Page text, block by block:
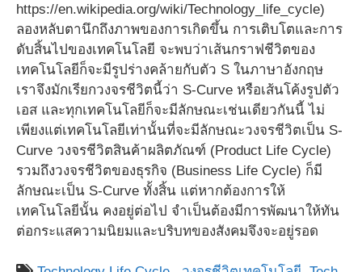
https://en.wikipedia.org/wiki/Technology_life_cycle)
ลองหลับตานึกถึงภาพของการเกิดขึ้น การเติบโตและการ
ดับสิ้นไปของเทคโนโลยี จะพบว่าเส้นกราฟชีวิตของ
เทคโนโลยีก็จะมีรูปร่างคล้ายกับตัว S ในภาษาอังกฤษ
เราจึงมักเรียกวงจรชีวิตนี้ว่า S-Curve หรือเส้นโค้งรูปตัว
เอส และทุกเทคโนโลยีก็จะมีลักษณะเช่นเดียวกันนี้ ไม่
เพียงแต่เทคโนโลยีเท่านั้นที่จะมีลักษณะวงจรชีวิตเป็น S-
Curve วงจรชีวิตสินค้าผลิตภัณฑ์ (Product Life Cycle)
รวมถึงวงจรชีวิตของธุรกิจ (Business Life Cycle) ก็มี
ลักษณะเป็น S-Curve ทั้งสิ้น แต่หากต้องการให้
เทคโนโลยีนั้น คงอยู่ต่อไป จำเป็นต้องมีการพัฒนาให้ทัน
ต่อกระแสความนิยมและบริบทของสังคมจึงจะอยู่รอด